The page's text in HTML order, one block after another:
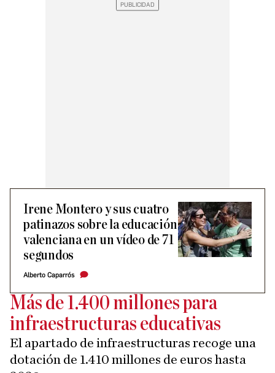
Irene Montero y sus cuatro
patinazos sobre la educación
valenciana en un vídeo de 71
segundos
Alberto Caparrós
Más de 1.400 millones para
infraestructuras educativas
El apartado de infraestructuras recoge una
dotación de 1.410 millones de euros hasta